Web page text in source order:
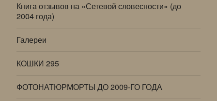
Книга отзывов на «Сетевой словесности» (до
2004 года)
Галереи
КОШКИ 295
ФОТОНАТЮРМОРТЫ ДО 2009-ГО ГОДА